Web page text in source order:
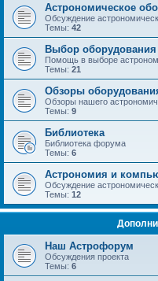
Астрономическое
Обсуждение
Темы: 42
Выбор оборудования
Помощь в выборе
Темы: 21
Обзоры
Обзоры нашего
Темы: 9
Библиотека
Библиотека форума
Темы: 6
Астрономия и
Обсуждение
Темы: 12
Наш Астрофорум
Обсуждения проекта
Темы: 6